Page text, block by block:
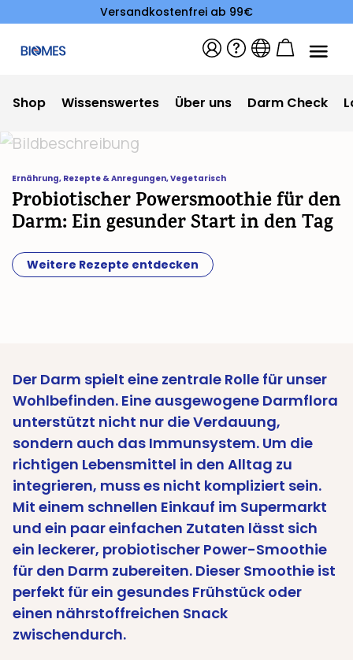
Versandkostenfrei ab 99€
Shop Wissenswertes Über uns Darm Check
Ernährung, Rezepte & Anregungen,Vegetarisch
Probiotischer Powersmoothie für den
Darm: Ein gesunder Start in den Tag
Weitere Rezepte entdecken
Der Darm spielt eine zentrale Rolle für unser
Wohlbefinden. Eine ausgewogene Darmflora
unterstützt nicht nur die Verdauung,
sondern auch das Immunsystem. Um die
richtigen Lebensmittel in den Alltag zu
integrieren, muss es nicht kompliziert sein.
Mit einem schnellen Einkauf im Supermarkt
und ein paar einfachen Zutaten lässt sich
ein leckerer, probiotischer Power-Smoothie
für den Darm zubereiten. Dieser Smoothie ist
perfekt für ein gesundes Frühstück oder
einen nährstoffreichen Snack
zwischendurch.